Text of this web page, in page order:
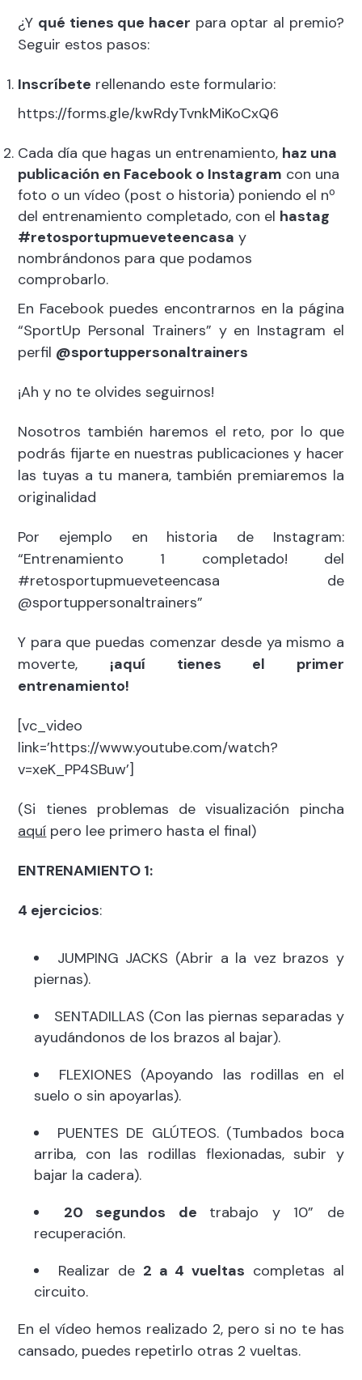
¿Y qué tienes que hacer para optar al premio?
Seguir estos pasos:
Inscríbete rellenando este formulario:
https://forms.gle/kwRdyTvnkMiKoCxQ6
Cada día que hagas un entrenamiento, haz una
publicación en Facebook o Instagram con una
foto o un vídeo (post o historia) poniendo el nº
del entrenamiento completado, con el hastag
#retosportupmueveteencasa y
nombrándonos para que podamos
comprobarlo.
En Facebook puedes encontrarnos en la página
“SportUp Personal Trainers” y en Instagram el
perfil @sportuppersonaltrainers
¡Ah y no te olvides seguirnos!
Nosotros también haremos el reto, por lo que
podrás fijarte en nuestras publicaciones y hacer
las tuyas a tu manera, también premiaremos la
originalidad
Por ejemplo en historia de Instagram:
“Entrenamiento 1 completado! del
#retosportupmueveteencasa de
@sportuppersonaltrainers”
Y para que puedas comenzar desde ya mismo a
moverte, ¡aquí tienes el primer
entrenamiento!
[vc_video
link=’https://www.youtube.com/watch?
v=xeK_PP4SBuw’]
(Si tienes problemas de visualización pincha
aquí pero lee primero hasta el final)
ENTRENAMIENTO 1:
4 ejercicios:
JUMPING JACKS (Abrir a la vez brazos y
piernas).
SENTADILLAS (Con las piernas separadas y
ayudándonos de los brazos al bajar).
FLEXIONES (Apoyando las rodillas en el
suelo o sin apoyarlas).
PUENTES DE GLÚTEOS. (Tumbados boca
arriba, con las rodillas flexionadas, subir y
bajar la cadera).
20 segundos de trabajo y 10” de
recuperación.
Realizar de 2 a 4 vueltas completas al
circuito.
En el vídeo hemos realizado 2, pero si no te has
cansado, puedes repetirlo otras 2 vueltas.